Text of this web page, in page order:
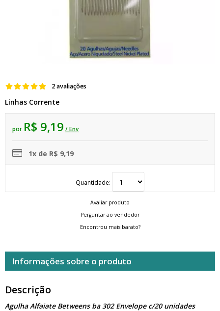
2 avaliações
Linhas Corrente
por R$ 9,19 / Env
1x de R$ 9,19
Quantidade:
Avaliar produto
Perguntar ao vendedor
Encontrou mais barato?
Informações sobre o produto
Descrição
Agulha Alfaiate Betweens ba 302 Envelope c/20 unidades